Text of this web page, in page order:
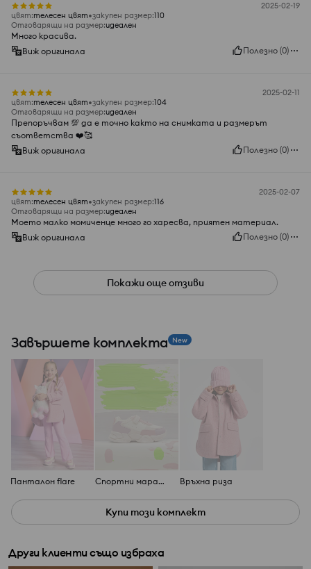
2025-02-19
цвят:телесен цвят закупен размер:110
Отговарящи на размер:идеален
Много красива.
Виж оригинала
Полезно (0)
2025-02-11
цвят:телесен цвят закупен размер:104
Отговарящи на размер:идеален
Препоръчвам 💯 да е точно както на снимката и размерът
съответства ❤️🥰
Виж оригинала
Полезно (0)
2025-02-07
цвят:телесен цвят закупен размер:116
Отговарящи на размер:идеален
Моето малко момиченце много го харесва, приятен материал.
Виж оригинала
Полезно (0)
Покажи още отзиви
Завършете комплекта New
Панталон flare Спортни маратонки Връхна риза
Купи този комплект
Други клиенти също избраха